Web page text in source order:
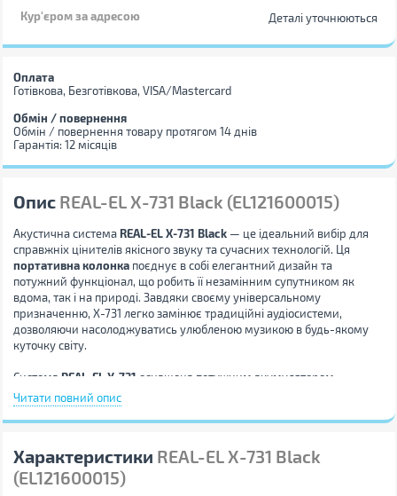
Кур'єром за адресою Деталі уточнюються
Оплата
Готівкова, Безготівкова, VISA/Mastercard
Обмін / повернення
Обмін / повернення товару протягом 14 днів
Гарантія: 12 місяців
Опис REAL-EL X-731 Black (EL121600015)
Акустична система REAL-EL X-731 Black— це ідеальний вибір для
справжніх цінителів якісного звуку та сучасних технологій. Ця
портативна колонкапоєднує в собі елегантний дизайн та
потужний функціонал, що робить її незамінним супутником як
вдома, так і на природі. Завдяки своєму універсальному
призначенню, X-731 легко замінює традиційні аудіосистеми,
дозволяючи насолоджуватись улюбленою музикою в будь-якому
куточку світу.
Система REAL-EL X-731 оснащена потужним акумулятором
ємністю 3600 mAh, що забезпечує довготривалу роботу без
підзарядки, тому ви зможете насолоджуватись музикою декілька
годин підряд. Бездротове підключення через Bluetooth дозволяє
ноутбуками, ПК або телевізорами, забезпечуючи безперебійний
потоковий програвання аудіо з будь-якого джерела. А для тих,
хто віддає перевагу традиційним методам, передбачено
Читати повний опис
Характеристики REAL-EL X-731 Black
(EL121600015)